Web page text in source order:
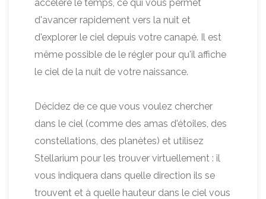
accélère le temps, ce qui vous permet
d'avancer rapidement vers la nuit et
d'explorer le ciel depuis votre canapé. Il est
même possible de le régler pour qu'il affiche
le ciel de la nuit de votre naissance.
Décidez de ce que vous voulez chercher
dans le ciel (comme des amas d'étoiles, des
constellations, des planètes) et utilisez
Stellarium pour les trouver virtuellement : il
vous indiquera dans quelle direction ils se
trouvent et à quelle hauteur dans le ciel vous